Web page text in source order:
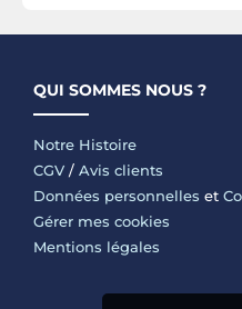
QUI SOMMES NOUS ?
Notre Histoire
CGV / Avis clients
Données personnelles et
Gérer mes cookies
Mentions légales